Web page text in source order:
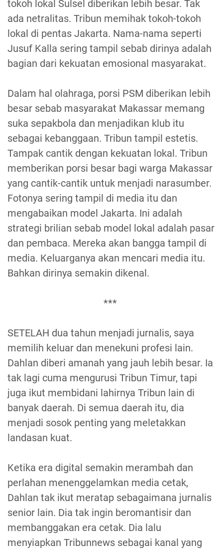
tokoh lokal Sulsel diberikan lebih besar. Tak
ada netralitas. Tribun memihak tokoh-tokoh
lokal di pentas Jakarta. Nama-nama seperti
Jusuf Kalla sering tampil sebab dirinya adalah
bagian dari kekuatan emosional masyarakat.
Dalam hal olahraga, porsi PSM diberikan lebih
besar sebab masyarakat Makassar memang
suka sepakbola dan menjadikan klub itu
sebagai kebanggaan. Tribun tampil estetis.
Tampak cantik dengan kekuatan lokal. Tribun
memberikan porsi besar bagi warga Makassar
yang cantik-cantik untuk menjadi narasumber.
Fotonya sering tampil di media itu dan
mengabaikan model Jakarta. Ini adalah
strategi brilian sebab model lokal adalah pasar
dan pembaca. Mereka akan bangga tampil di
media. Keluarganya akan mencari media itu.
Bahkan dirinya semakin dikenal.
***
SETELAH dua tahun menjadi jurnalis, saya
memilih keluar dan menekuni profesi lain.
Dahlan diberi amanah yang jauh lebih besar. Ia
tak lagi cuma mengurusi Tribun Timur, tapi
juga ikut membidani lahirnya Tribun lain di
banyak daerah. Di semua daerah itu, dia
menjadi sosok penting yang meletakkan
landasan kuat.
Ketika era digital semakin merambah dan
perlahan menenggelamkan media cetak,
Dahlan tak ikut meratap sebagaimana jurnalis
senior lain. Dia tak ingin beromantisir dan
membanggakan era cetak. Dia lalu
menyiapkan Tribunnews sebagai kanal yang